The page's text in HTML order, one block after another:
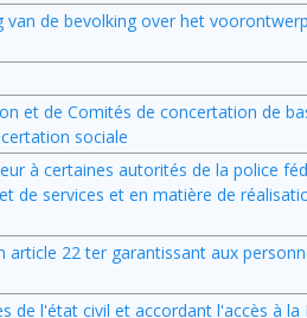
de bevolking over het
et de Comités de concertation de
sociale
à certaines autorités de la police
de services et en matière de
22 ter garantissant aux
l'état civil et accordant l'accès à la